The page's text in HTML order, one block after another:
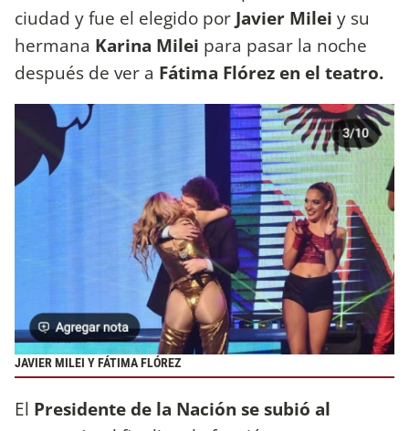
ciudad y fue el elegido por Javier Milei y su
hermana Karina Milei para pasar la noche
después de ver a Fátima Flórez en el teatro.
JAVIER MILEI Y FÁTIMA FLÓREZ
El Presidente de la Nación se subió al